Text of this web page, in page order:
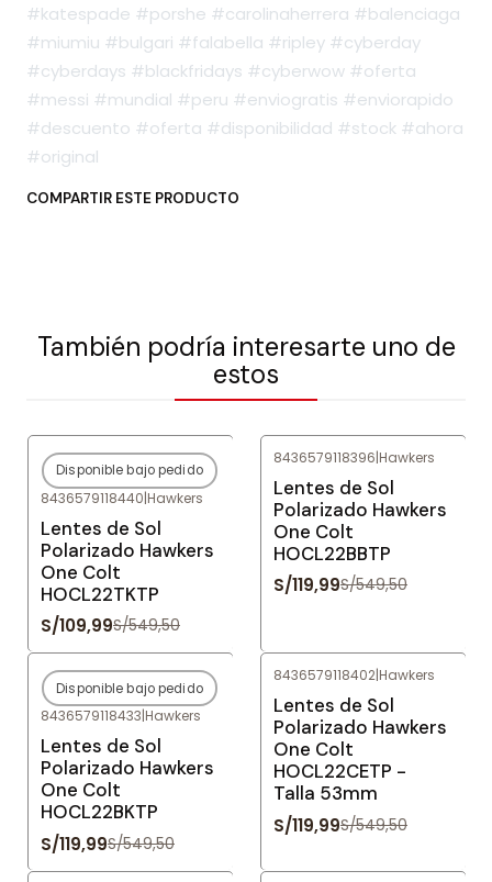
#katespade #porshe #carolinaherrera #balenciaga
#miumiu #bulgari #falabella #ripley #cyberday
#cyberdays #blackfridays #cyberwow #oferta
#messi #mundial #peru #enviogratis #enviorapido
#descuento #oferta #disponibilidad #stock #ahora
#original
COMPARTIR ESTE PRODUCTO
También podría interesarte uno de
estos
-80%OFF
Agotado
Disponible bajo pedido
8436579118440|Hawkers
Lentes de Sol
Polarizado Hawkers
One Colt
HOCL22TKTP
S/109,99S/549,50
8436579118396|Hawkers
Lentes de Sol
Polarizado Hawkers
One Colt
HOCL22BBTP
S/119,99S/549,50
-78%OFF
Agotado
Disponible bajo pedido
8436579118433|Hawkers
Lentes de Sol
Polarizado Hawkers
One Colt
HOCL22BKTP
S/119,99S/549,50
8436579118402|Hawkers
Lentes de Sol
Polarizado Hawkers
One Colt
HOCL22CETP -
Talla 53mm
S/119,99S/549,50